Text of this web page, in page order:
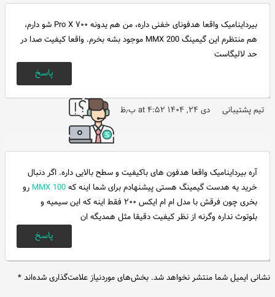
بیرداینامیک واقعا هدفونای خفنی داره، من هم یدونه ۷۰۰ Pro X شو دارم،
هم منتظرم این گیمینگ MMX 200 موجود بشه بخرم. واقعا کیفیت صدا در
حد لالیگاست
پاسخ
تیم پشتیبانی دی ۲۴, ۱۴۰۴ at ۴:۵۲ ب٫ظ
آره بیرداینامیک واقعا هدفون های باکیفیت و سطح بالایی داره. اگر دنبال
خرید یه هدست گیمینگ هستی پیشنهادم برای شما اینه کهMMX 100 رو
بخری چون فرقش با مدل ام ام ایکس ۲۰۰ فقط اینه که این سیمیه و
بلوتوث نداره وگرنه از نظر کیفیت دقیقا مثل همدیگه ان
پاسخ
نشانی ایمیل شما منتشر نخواهد شد. بخش‌های موردنیاز علامت‌گذاری شده‌اند*